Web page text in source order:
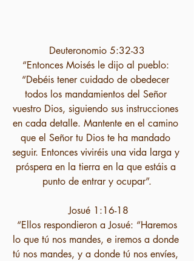
Deuteronomio 5:32-33
“Entonces Moisés le dijo al pueblo:
“Debéis tener cuidado de obedecer
todos los mandamientos del Señor
vuestro Dios, siguiendo sus instrucciones
en cada detalle. Mantente en el camino
que el Señor tu Dios te ha mandado
seguir. Entonces viviréis una vida larga y
próspera en la tierra en la que estáis a
punto de entrar y ocupar”.
Josué 1:16-18
“Ellos respondieron a Josué: “Haremos
lo que tú nos mandes, e iremos a donde
tú nos mandes, y a donde tú nos envíes,